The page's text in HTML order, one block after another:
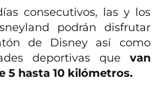
consecutivos, las y los
podrán disfrutar
de Disney así como
deportivas que van
5 hasta 10 kilómetros.